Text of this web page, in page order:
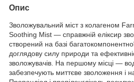
Опис
Зволожувальний міст з колагеном
Soothing Mist — справжній еліксир
створений на базі
доглядову силу природи та
зволожувачів. На першому місці —
забезпечують миттєве зволоження і